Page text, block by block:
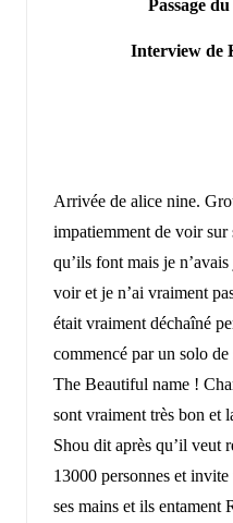
Passage
Interview de
Arrivée de alice nine.
impatiemment de voir sur
qu’ils font mais je
voir et je n’ai vraiment
était vraiment déchaîné
commencé par un solo
The Beautiful name !
sont vraiment très bon et
Shou dit après qu’il veut
13000 personnes et
ses mains et ils